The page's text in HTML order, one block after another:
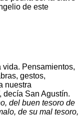
de este
vida. Pensamientos,
gestos,
nuestra
, decía San Agustín.
del buen tesoro de
de su mal tesoro,